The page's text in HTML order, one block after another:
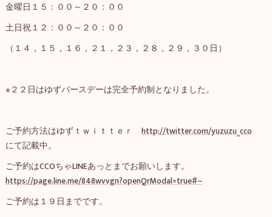
金曜日１５：００～２０：００
土日祝１２：００～２０：００
（１４，１５，１６，２１，２３，２８，２９，３０日）
※２２日はゆずバースデーは完全予約制となりました。
ご予約方法はゆずｔｗｉｔｔｅｒ http://twitter.com/yuzuzu_cco
にて記載中。
ご予約はCCOちゃLINEあっとまでお願いします。
https://page.line.me/848wvvgn?openQrModal=true#~
ご予約は１９日までです。